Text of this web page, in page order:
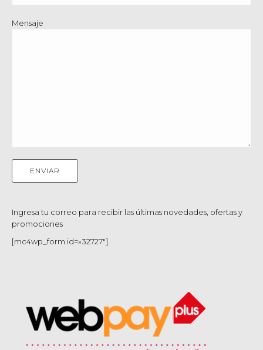
Mensaje
Ingresa tu correo para recibir las últimas novedades, ofertas y
promociones
[mc4wp_form id=»32727″]